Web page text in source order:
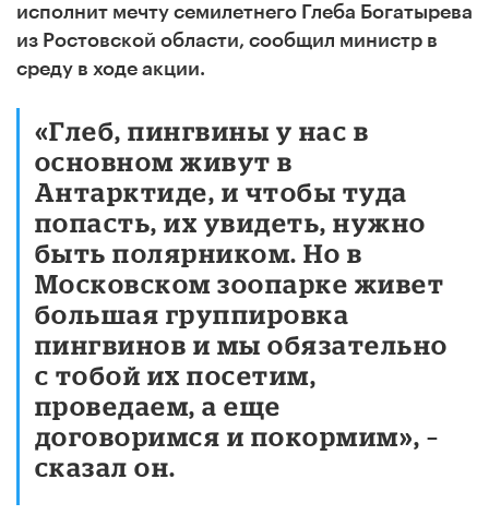
исполнит мечту семилетнего Глеба Богатырева
из Ростовской области, сообщил министр в
среду в ходе акции.
«Глеб, пингвины у нас в
основном живут в
Антарктиде, и чтобы туда
попасть, их увидеть, нужно
быть полярником. Но в
Московском зоопарке живет
большая группировка
пингвинов и мы обязательно
с тобой их посетим,
проведаем, а еще
договоримся и покормим», –
сказал он.